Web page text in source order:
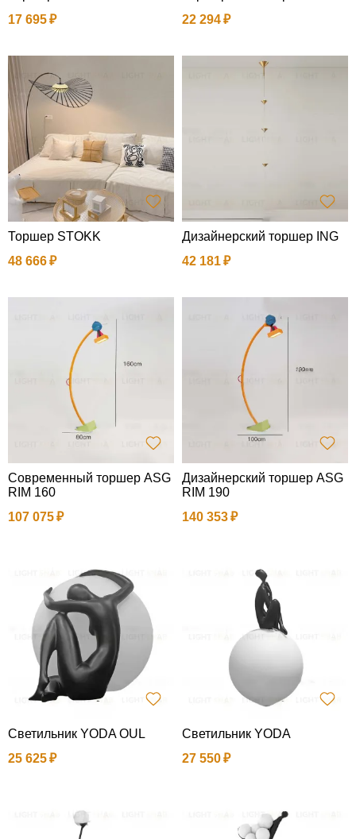
17 695
22 294
Торшер STOKK
48 666
Дизайнерский торшер ING
42 181
Современный торшер ASG
RIM 160
107 075
Дизайнерский торшер ASG
RIM 190
140 353
Светильник YODA OUL
25 625
Светильник YODA
27 550